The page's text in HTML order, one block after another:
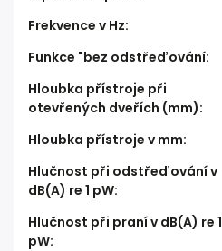
Frekvence v Hz:
Funkce "bez odstřeďování:
Hloubka přístroje při
otevřených dveřích (mm):
Hloubka přístroje v mm:
Hlučnost při odstřeďování v
dB(A) re 1 pW:
Hlučnost při praní v dB(A) re 1
pW: